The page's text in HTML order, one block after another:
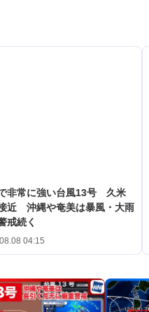
非常に強い台風13号 久米
近 沖縄や奄美は暴風・大雨
戒続く
04:15